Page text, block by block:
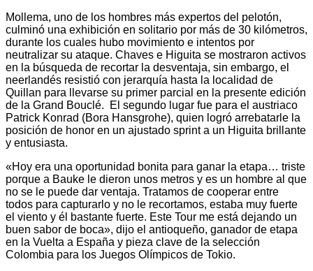
Mollema, uno de los hombres más expertos del pelotón,
culminó una exhibición en solitario por más de 30 kilómetros,
durante los cuales hubo movimiento e intentos por
neutralizar su ataque. Chaves e Higuita se mostraron activos
en la búsqueda de recortar la desventaja, sin embargo, el
neerlandés resistió con jerarquía hasta la localidad de
Quillan para llevarse su primer parcial en la presente edición
de la Grand Bouclé. El segundo lugar fue para el austriaco
Patrick Konrad (Bora Hansgrohe), quien logró arrebatarle la
posición de honor en un ajustado sprint a un Higuita brillante
y entusiasta.
«Hoy era una oportunidad bonita para ganar la etapa… triste
porque a Bauke le dieron unos metros y es un hombre al que
no se le puede dar ventaja. Tratamos de cooperar entre
todos para capturarlo y no le recortamos, estaba muy fuerte
el viento y él bastante fuerte. Este Tour me está dejando un
buen sabor de boca», dijo el antioqueño, ganador de etapa
en la Vuelta a España y pieza clave de la selección
Colombia para los Juegos Olímpicos de Tokio.